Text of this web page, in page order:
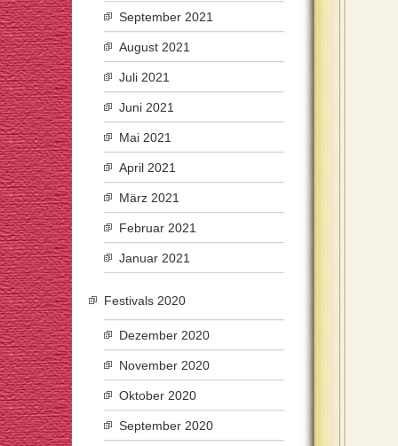
September 2021
August 2021
Juli 2021
Juni 2021
Mai 2021
April 2021
März 2021
Februar 2021
Januar 2021
Festivals 2020
Dezember 2020
November 2020
Oktober 2020
September 2020